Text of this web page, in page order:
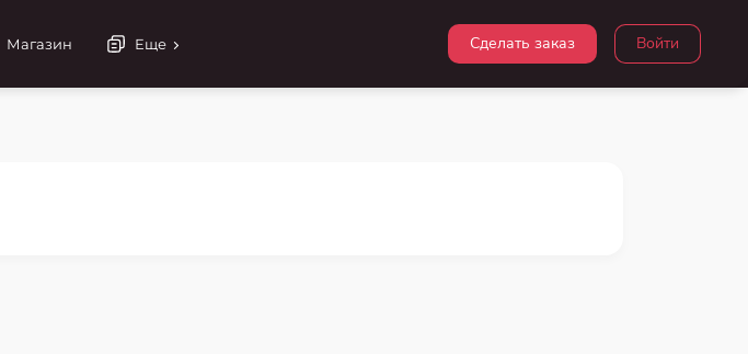
Войти
Сделать заказ
Магазин Еще